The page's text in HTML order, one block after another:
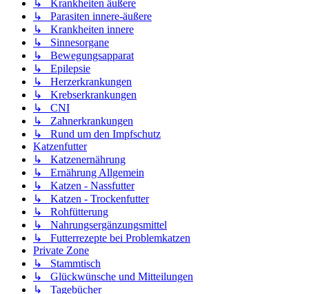
↳ Krankheiten äußere
↳ Parasiten innere-äußere
↳ Krankheiten innere
↳ Sinnesorgane
↳ Bewegungsapparat
↳ Epilepsie
↳ Herzerkrankungen
↳ Krebserkrankungen
↳ CNI
↳ Zahnerkrankungen
↳ Rund um den Impfschutz
Katzenfutter
↳ Katzenernährung
↳ Ernährung Allgemein
↳ Katzen - Nassfutter
↳ Katzen - Trockenfutter
↳ Rohfütterung
↳ Nahrungsergänzungsmittel
↳ Futterrezepte bei Problemkatzen
Private Zone
↳ Stammtisch
↳ Glückwünsche und Mitteilungen
↳ Tagebücher